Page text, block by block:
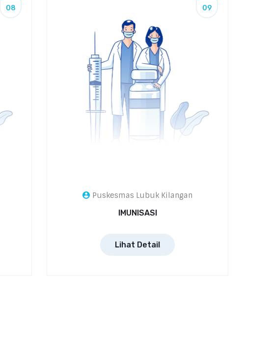
08 09
Puskesmas Lubuk Kilangan
IMUNISASI
Lihat Detail